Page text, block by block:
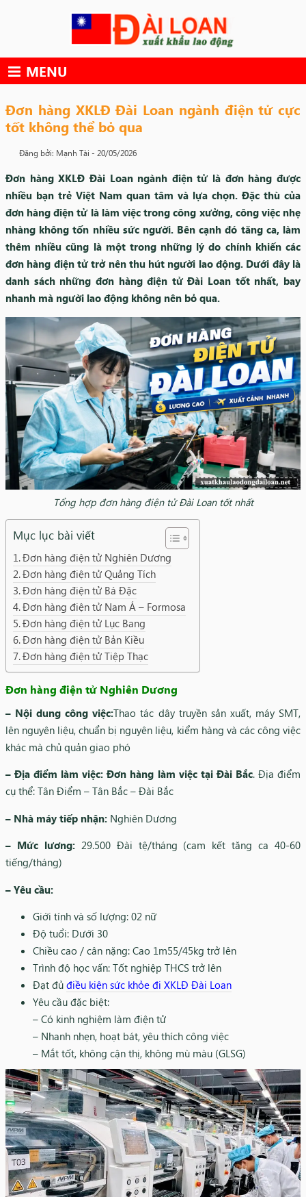
MENU
Đơn hàng XKLĐ Đài Loan ngành điện tử cực
tốt không thể bỏ qua
Đăng bởi: Mạnh Tài - 20/05/2026
Đơn hàng XKLĐ Đài Loan ngành điện tử là đơn hàng được
nhiều bạn trẻ Việt Nam quan tâm và lựa chọn. Đặc thù của
đơn hàng điện tử là làm việc trong công xưởng, công việc nhẹ
nhàng không tốn nhiều sức người. Bên cạnh đó tăng ca, làm
thêm nhiều cũng là một trong những lý do chính khiến các
đơn hàng điện tử trở nên thu hút người lao động. Dưới đây là
danh sách những đơn hàng điện tử Đài Loan tốt nhất, bay
nhanh mà người lao động không nên bỏ qua.
Tổng hợp đơn hàng điện tử Đài Loan tốt nhất
Mục lục bài viết
Đơn hàng điện tử Nghiên Dương
Đơn hàng điện tử Quảng Tích
Đơn hàng điện tử Bá Đặc
Đơn hàng điện tử Nam Á – Formosa
Đơn hàng điện tử Lục Bang
Đơn hàng điện tử Bản Kiều
Đơn hàng điện tử Tiệp Thạc
Đơn hàng điện tử Nghiên Dương
– Nội dung công việc:Thao tác dây truyền sản xuất, máy SMT,
lên nguyên liệu, chuẩn bị nguyên liệu, kiểm hàng và các công việc
khác mà chủ quản giao phó
– Địa điểm làm việc: Đơn hàng làm việc tại Đài Bắc. Địa điểm
cụ thể: Tân Điểm – Tân Bắc – Đài Bắc
– Nhà máy tiếp nhận: Nghiên Dương
– Mức lương: 29.500 Đài tệ/tháng (cam kết tăng ca 40-60
tiếng/tháng)
– Yêu cầu:
Giới tính và số lượng: 02 nữ
Độ tuổi: Dưới 30
Chiều cao / cân nặng: Cao 1m55/45kg trở lên
Trình độ học vấn: Tốt nghiệp THCS trở lên
Đạt đủ điều kiện sức khỏe đi XKLĐ Đài Loan
Yêu cầu đặc biệt:
– Có kinh nghiệm làm điện tử
– Nhanh nhẹn, hoạt bát, yêu thích công việc
– Mắt tốt, không cận thị, không mù màu (GLSG)